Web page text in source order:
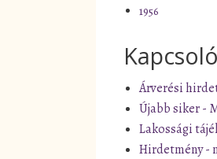
1956
Árverési
Újabb siker -
Lakossági
Hirdetmény -